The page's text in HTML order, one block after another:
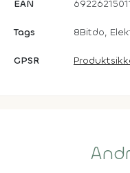
EAN
Tags 8Bitdo,
GPSR